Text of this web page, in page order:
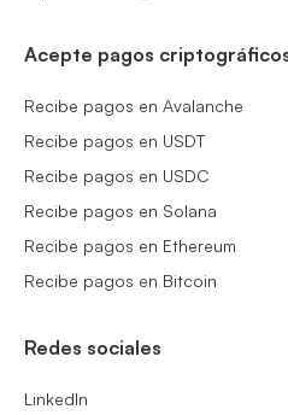
Acepte pagos
Recibe pagos en Avalanche
Recibe pagos en USDT
Recibe pagos en USDC
Recibe pagos en Solana
Recibe pagos en Ethereum
Recibe pagos en Bitcoin
Redes sociales
LinkedIn